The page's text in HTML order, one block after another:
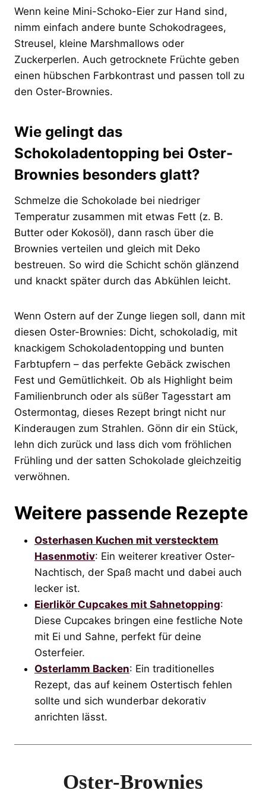
Wenn keine Mini-Schoko-Eier zur Hand sind,
nimm einfach andere bunte Schokodragees,
Streusel, kleine Marshmallows oder
Zuckerperlen. Auch getrocknete Früchte geben
einen hübschen Farbkontrast und passen toll zu
den Oster-Brownies.
Wie gelingt das
Schokoladentopping bei Oster-
Brownies besonders glatt?
Schmelze die Schokolade bei niedriger
Temperatur zusammen mit etwas Fett (z. B.
Butter oder Kokosöl), dann rasch über die
Brownies verteilen und gleich mit Deko
bestreuen. So wird die Schicht schön glänzend
und knackt später durch das Abkühlen leicht.
Wenn Ostern auf der Zunge liegen soll, dann mit
diesen Oster-Brownies: Dicht, schokoladig, mit
knackigem Schokoladentopping und bunten
Farbtupfern – das perfekte Gebäck zwischen
Fest und Gemütlichkeit. Ob als Highlight beim
Familienbrunch oder als süßer Tagesstart am
Ostermontag, dieses Rezept bringt nicht nur
Kinderaugen zum Strahlen. Gönn dir ein Stück,
lehn dich zurück und lass dich vom fröhlichen
Frühling und der satten Schokolade gleichzeitig
verwöhnen.
Weitere passende Rezepte
Osterhasen Kuchen mit verstecktem
Hasenmotiv: Ein weiterer kreativer Oster-
Nachtisch, der Spaß macht und dabei auch
lecker ist.
Eierlikör Cupcakes mit Sahnetopping:
Diese Cupcakes bringen eine festliche Note
mit Ei und Sahne, perfekt für deine
Osterfeier.
Osterlamm Backen: Ein traditionelles
Rezept, das auf keinem Ostertisch fehlen
sollte und sich wunderbar dekorativ
anrichten lässt.
Oster-Brownies